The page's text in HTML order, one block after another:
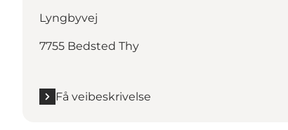
Lyngbyvej
7755 Bedsted Thy
Få veibeskrivelse